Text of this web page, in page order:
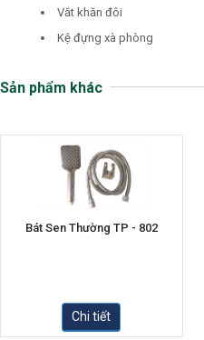
Vắt khăn đôi
Kệ đựng xà phòng
Sản phẩm khác
Bát Sen Thường TP - 802
Chi tiết